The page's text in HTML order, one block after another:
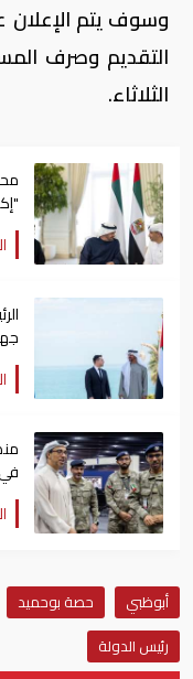
وسوف يتم الإعلان
التقديم وصرف
الثلاثاء.
أبوظبي حصة بوحميد
رئيس الدولة